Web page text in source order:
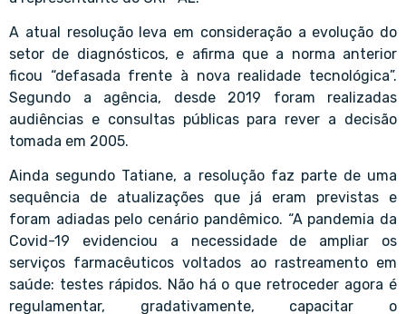
A atual resolução leva em consideração a evolução do
setor de diagnósticos, e afirma que a norma anterior
ficou “defasada frente à nova realidade tecnológica”.
Segundo a agência, desde 2019 foram realizadas
audiências e consultas públicas para rever a decisão
tomada em 2005.
Ainda segundo Tatiane, a resolução faz parte de uma
sequência de atualizações que já eram previstas e
foram adiadas pelo cenário pandêmico. “A pandemia da
Covid-19 evidenciou a necessidade de ampliar os
serviços farmacêuticos voltados ao rastreamento em
saúde: testes rápidos. Não há o que retroceder agora é
regulamentar, gradativamente, capacitar o